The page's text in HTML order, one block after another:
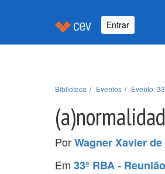
Entrar
Biblioteca Eventos Evento:
PorWagner Xavier
Em 33ª RBA -